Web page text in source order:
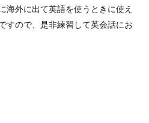
海外に出て英語を使うときに使え
すので、是非練習して英会話にお